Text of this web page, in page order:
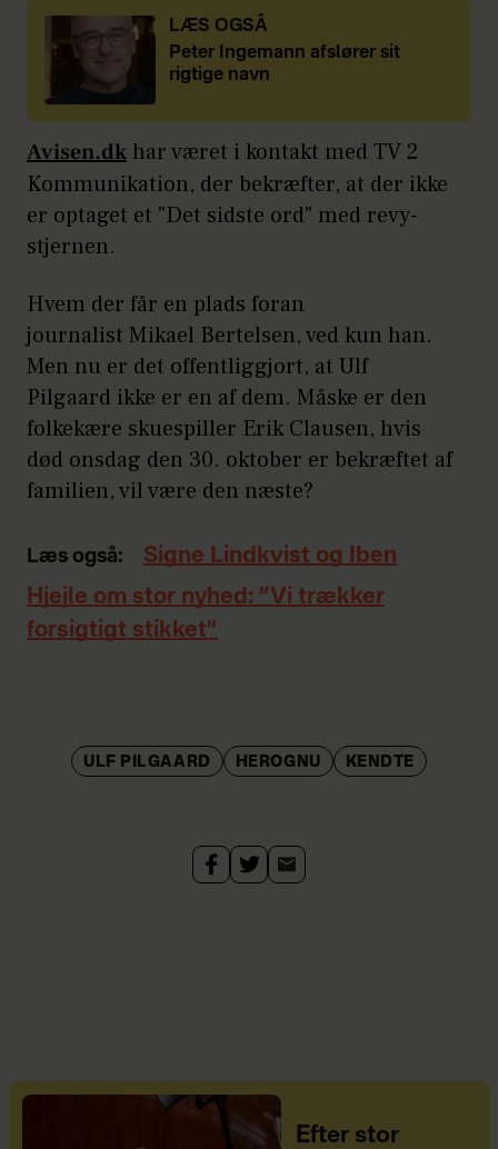
LÆS OGSÅ
Peter Ingemann afslører sit
rigtige navn
Avisen.dk har været i kontakt med TV 2
Kommunikation, der bekræfter, at der ikke
er optaget et "Det sidste ord" med revy-
stjernen.
Hvem der får en plads foran
journalist Mikael Bertelsen, ved kun han.
Men nu er det offentliggjort, at Ulf
Pilgaard ikke er en af dem. Måske er den
folkekære skuespiller Erik Clausen, hvis
død onsdag den 30. oktober er bekræftet af
familien, vil være den næste?
Læs også:
Signe Lindkvist og Iben
Hjejle om stor nyhed: ”Vi trækker
forsigtigt stikket”
ULF PILGAARD HEROGNU KENDTE
Efter stor